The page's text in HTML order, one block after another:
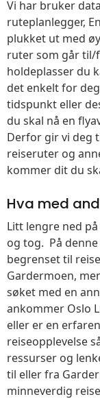
Vi har bruker
ruteplanlegger,
plukket ut med
ruter som går til/
holdeplasser du
det enkelt for
tidspunkt eller
du skal nå en
Derfor gir vi deg
reiseruter og
kommer dit du
Hva med
Litt lengre ned
og tog. På
begrenset til
Gardermoen,
søket med en
ankommer Oslo
eller er en
reiseopplevelse
ressurser og
til eller fra
minneverdig